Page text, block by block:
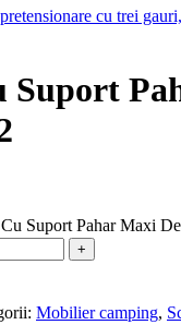
cu trei
Suport
Suport Pahar Maxi
Mobilier camping,